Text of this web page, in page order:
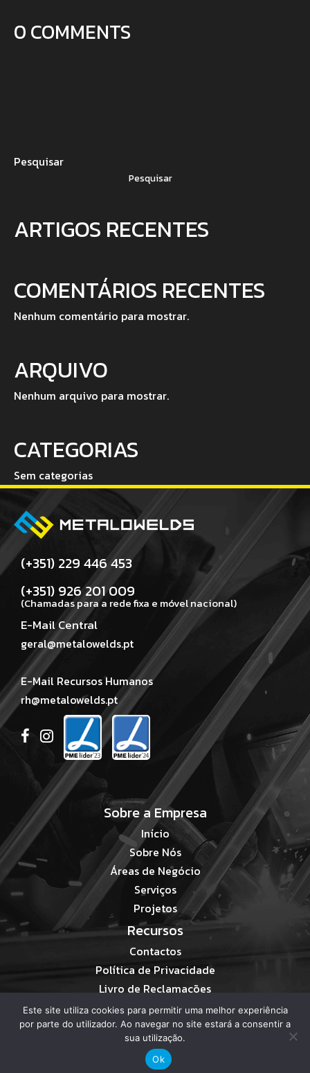
0 COMMENTS
Pesquisar
Pesquisar
ARTIGOS RECENTES
COMENTÁRIOS RECENTES
Nenhum comentário para mostrar.
ARQUIVO
Nenhum arquivo para mostrar.
CATEGORIAS
Sem categorias
(+351) 229 446 453
(+351) 926 201 009
(Chamadas para a rede fixa e móvel nacional)
E-Mail Central
geral@metalowelds.pt
E-Mail Recursos Humanos
rh@metalowelds.pt
Sobre a Empresa
Início
Sobre Nós
Áreas de Negócio
Serviços
Projetos
Recursos
Contactos
Política de Privacidade
Livro de Reclamações
Desenvolvido Por
Este site utiliza cookies para permitir uma melhor experiência
por parte do utilizador. Ao navegar no site estará a consentir a
sua utilização.
Ok